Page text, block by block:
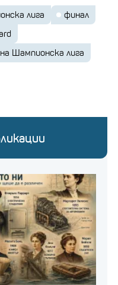
лига
финал
Шампионска лига